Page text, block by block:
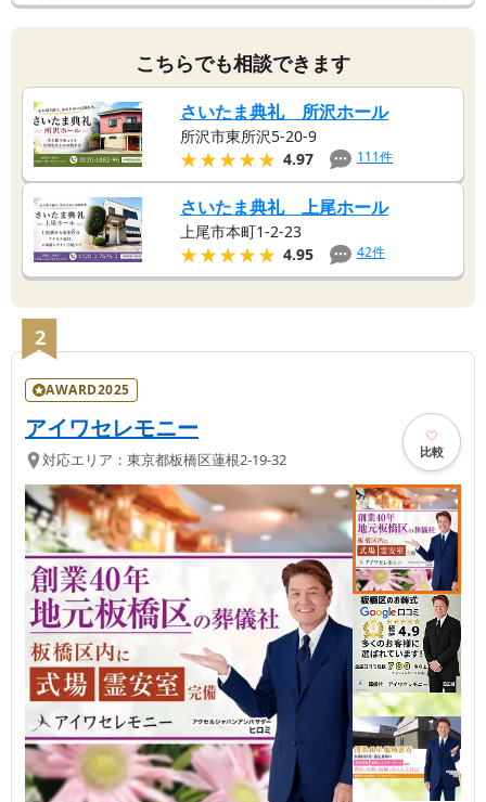
こちらでも相談できます
さいたま典礼 所沢ホール
所沢市東所沢5-20-9
★★★★★
★★★★★ 4.97 111件
さいたま典礼 上尾ホール
上尾市本町1-2-23
★★★★★
★★★★★ 4.95 42件
2
AWARD2025
アイワセレモニー
対応エリア： 東京都板橋区蓮根2-19-32 比較